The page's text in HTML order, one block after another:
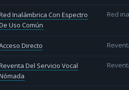
Inalámbrica Con Espectro
Uso Común
Red
Directo
Del Servicio Vocal